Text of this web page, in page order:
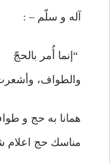
آله و سلّم – :
“إنما أُمر بالحجّ
والطواف، وأشعرت
همانا به حج و
مناسك حج اعلام